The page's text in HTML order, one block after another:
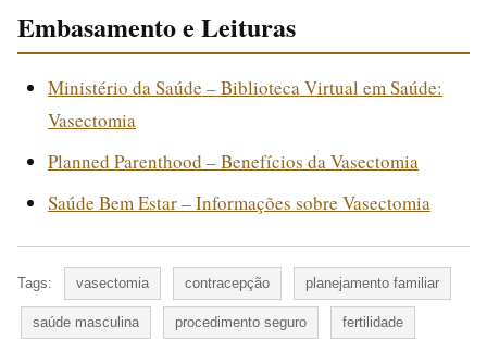
Embasamento e Leituras
Ministério da Saúde – Biblioteca Virtual em Saúde:
Vasectomia
Planned Parenthood – Benefícios da Vasectomia
Saúde Bem Estar – Informações sobre Vasectomia
Tags: vasectomia contracepção planejamento familiar
saúde masculina procedimento seguro fertilidade